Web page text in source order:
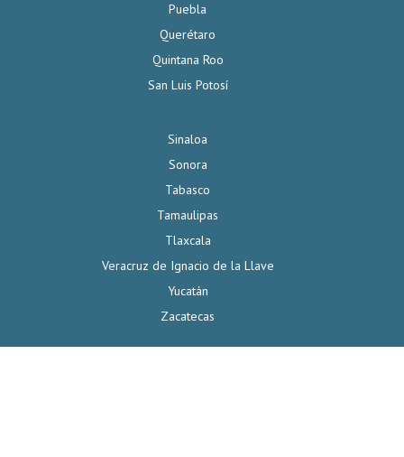
Puebla
Querétaro
Quintana Roo
San Luis Potosí
Sinaloa
Sonora
Tabasco
Tamaulipas
Tlaxcala
Veracruz de Ignacio de la Llave
Yucatán
Zacatecas